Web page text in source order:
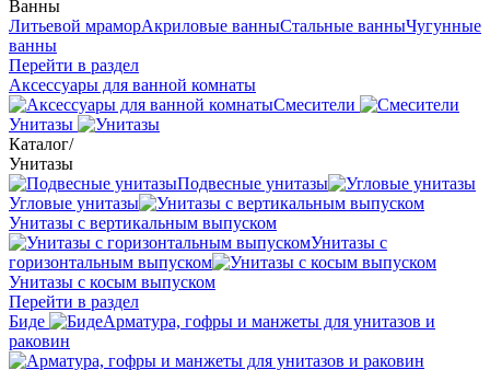
Ванны
Литьевой мраморАкриловые ванныСтальные ванныЧугунные
ванны
Перейти в раздел
Аксессуары для ванной комнаты
Смесители
Унитазы
Каталог/
Унитазы
Подвесные унитазы
Угловые унитазы
Унитазы с вертикальным выпуском
Унитазы с
горизонтальным выпуском
Унитазы с косым выпуском
Перейти в раздел
Биде
Арматура, гофры и манжеты для унитазов и
раковин